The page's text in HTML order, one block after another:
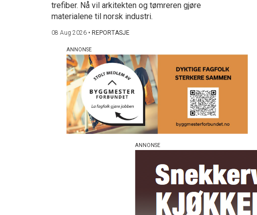
trefiber. Nå vil arkitekten og tømreren gjøre
materialene til norsk industri.
08 Aug 2026 • REPORTASJE